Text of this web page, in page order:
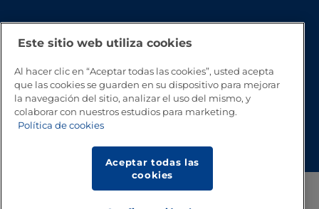
Volver a inicio
Este sitio web utiliza cookies
Al hacer clic en “Aceptar todas las cookies”, usted acepta
que las cookies se guarden en su dispositivo para mejorar
la navegación del sitio, analizar el uso del mismo, y
colaborar con nuestros estudios para marketing.
Política de cookies
Aceptar todas las
cookies